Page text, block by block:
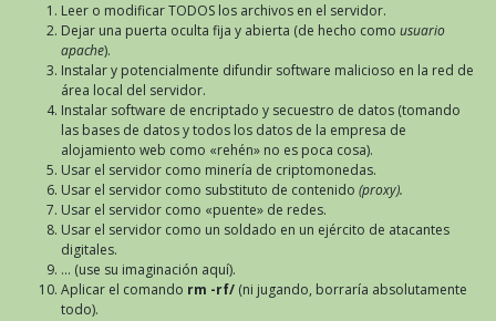
Leer o modificar TODOS los archivos en el servidor.
Dejar una puerta oculta fija y abierta (de hecho como usuario
apache).
Instalar y potencialmente difundir software malicioso en la red de
área local del servidor.
Instalar software de encriptado y secuestro de datos (tomando
las bases de datos y todos los datos de la empresa de
alojamiento web como «rehén» no es poca cosa).
Usar el servidor como minería de criptomonedas.
Usar el servidor como substituto de contenido (proxy).
Usar el servidor como «puente» de redes.
Usar el servidor como un soldado en un ejército de atacantes
digitales.
… (use su imaginación aquí).
Aplicar el comando rm -rf/ (ni jugando, borraría absolutamente
todo).